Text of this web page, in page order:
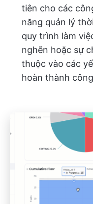
tiên cho các
năng quản lý
quy trình làm
nghẽn hoặc sự
thuộc vào các
hoàn thành